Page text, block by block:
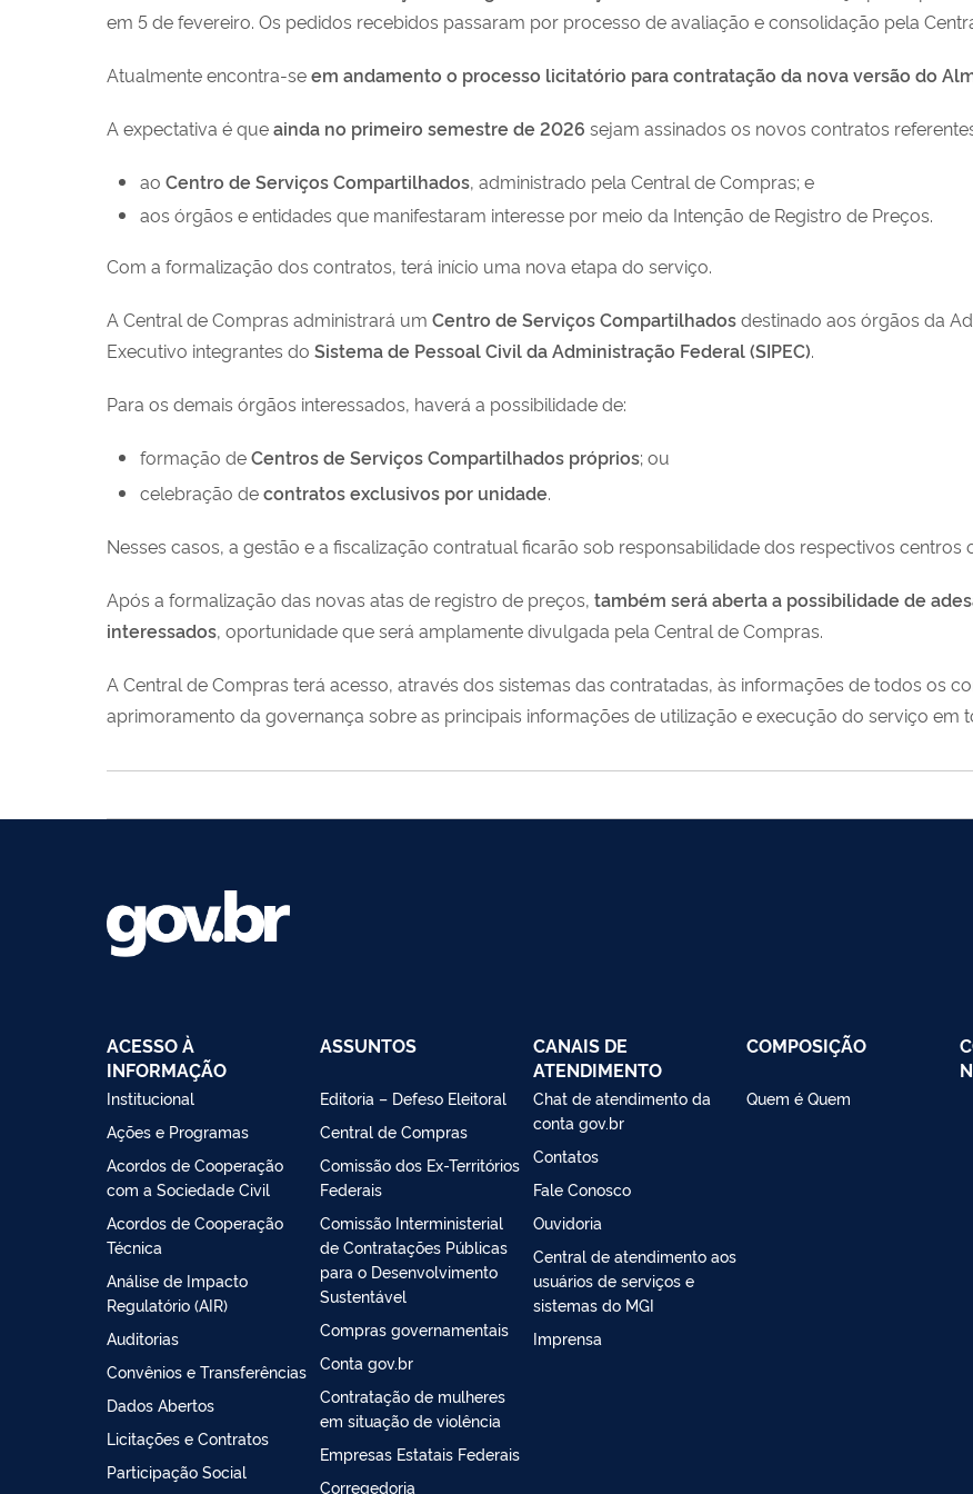
em 5 de fevereiro. Os pedidos recebidos passaram por processo de avaliação e consolidação pela
Atualmente encontra-seem andamento o processo licitatório para contratação da nova versão do
A expectativa é queainda no primeiro semestre de 2026 sejam assinados os novos contratos
ao Centro de Serviços Compartilhados, administrado pela Central de Compras; e
aos órgãos e entidades que manifestaram interesse por meio da Intenção de Registro de Preços.
Com a formalização dos contratos, terá início uma nova etapa do serviço.
A Central de Compras administrará um Centro de Serviços Compartilhadosdestinado aos órgãos da
Executivo integrantes do Sistema de Pessoal Civil da Administração Federal (SIPEC).
Para os demais órgãos interessados, haverá a possibilidade de:
formação deCentros de Serviços Compartilhados próprios; ou
celebração decontratos exclusivos por unidade.
Nesses casos, a gestão e a fiscalização contratual ficarão sob responsabilidade dos respectivos centros
Após a formalização das novas atas de registro de preços, também será aberta a possibilidade de
interessados, oportunidade que será amplamente divulgada pela Central de Compras.
A Central de Compras terá acesso, através dos sistemas das contratadas, às informações de todos os
aprimoramento da governança sobre as principais informações de utilização e execução do serviço em
ACESSO À
INFORMAÇÃO
Institucional
Ações e Programas
Acordos de Cooperação
com a Sociedade Civil
Acordos de Cooperação
Técnica
Análise de Impacto
Regulatório (AIR)
Auditorias
Convênios e Transferências
Dados Abertos
Licitações e Contratos
Participação Social
ASSUNTOS
Editoria – Defeso Eleitoral
Central de Compras
Comissão dos Ex-Territórios
Federais
Comissão Interministerial
de Contratações Públicas
para o Desenvolvimento
Sustentável
Compras governamentais
Conta gov.br
Contratação de mulheres
em situação de violência
Empresas Estatais Federais
Corregedoria
CANAIS DE
ATENDIMENTO
Chat de atendimento da
conta gov.br
Contatos
Fale Conosco
Ouvidoria
Central de atendimento aos
usuários de serviços e
sistemas do MGI
Imprensa
COMPOSIÇÃO
Quem é Quem